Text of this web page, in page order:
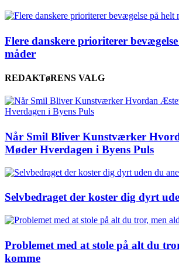
Flere danskere prioriterer
måder
REDAKTøRENS VALG
Når Smil Bliver Kunstværker
Møder Hverdagen i Byens Puls
Selvbedraget der koster dig dyrt
Problemet med at stole på alt du
komme